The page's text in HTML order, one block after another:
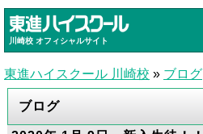
川崎校 オフィシャルサイト
東進ハイスクール 川崎校 » ブログ
ブログ